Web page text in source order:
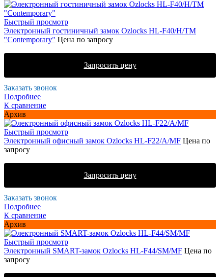
Быстрый просмотр
Электронный гостиничный замок Ozlocks HL-F40/H/TM
"Contemporary" Цена по запросу
Запросить цену
Заказать звонок
Подробнее
К сравнение
Архив
Быстрый просмотр
Электронный офисный замок Ozlocks HL-F22/A/MF Цена по
запросу
Запросить цену
Заказать звонок
Подробнее
К сравнение
Архив
Быстрый просмотр
Электронный SMART-замок Ozlocks HL-F44/SM/MF Цена по
запросу